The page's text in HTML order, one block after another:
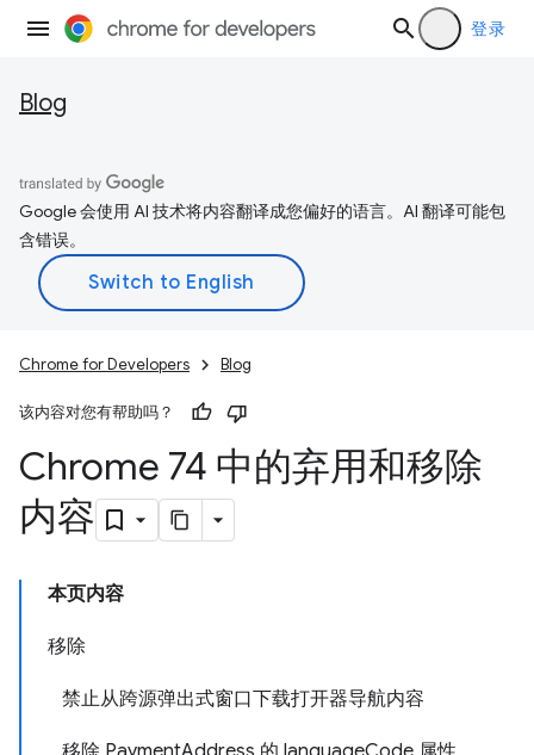
登录
Blog
Google 会使用 AI 技术将内容翻译成您偏好的语言。AI 翻译可能包
含错误。
Chrome for Developers Blog
该内容对您有帮助吗？
Chrome 74 中的弃用和移除
内容
本页内容
移除
禁止从跨源弹出式窗口下载打开器导航内容